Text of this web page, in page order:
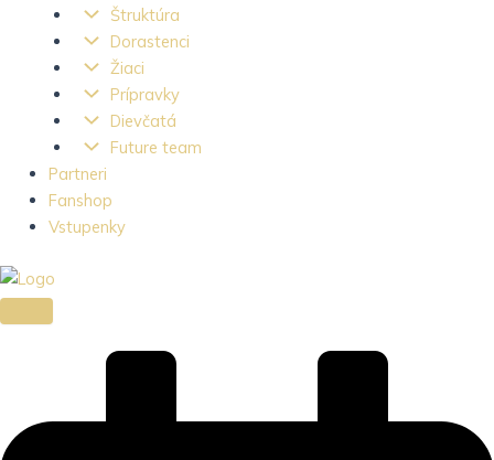
Štruktúra
Dorastenci
Žiaci
Prípravky
Dievčatá
Future team
Partneri
Fanshop
Vstupenky